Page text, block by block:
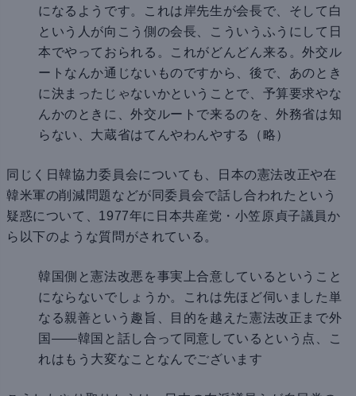
になるようです。これは岸先生が会長で、そして白
という人が向こう側の会長、こういうふうにして日
本でやっておられる。これがどんどん来る。外交ル
ートなんか通じないものですから、後で、あのとき
に決まったじゃないかということで、予算要求やな
んかのときに、外交ルートで来るのを、外務省は知
らない、大蔵省はてんやわんやする（略）
同じく日韓協力委員会についても、日本の憲法改正や在
韓米軍の削減問題などが同委員会で話し合われたという
疑惑について、1977年に日本共産党・小笠原貞子議員か
ら以下のような質問がされている。
韓国側と憲法改悪を事実上合意しているということ
にならないでしょうか。これは先ほど伺いました単
なる親善という趣旨、目的を越えた憲法改正まで外
国——韓国と話し合って同意しているという点、こ
れはもう大変なことなんでございます